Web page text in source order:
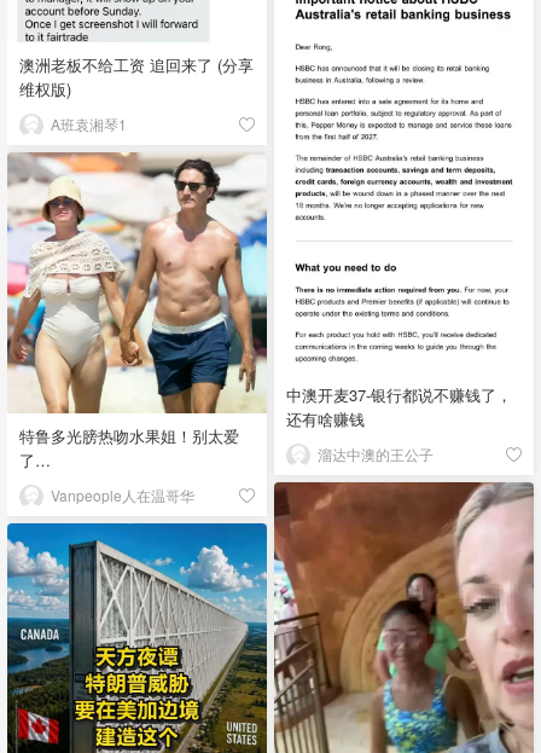
中澳开麦37-银行都说不赚钱了，
还有啥赚钱
溜达中澳的王公子
澳洲老板不给工资 追回来了 (分享
维权版)
A班袁湘琴1
特鲁多光膀热吻水果姐！别太爱
了…
Vanpeople人在温哥华